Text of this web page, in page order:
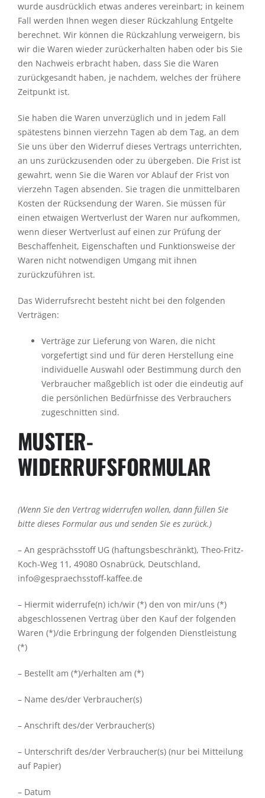
wurde ausdrücklich etwas anderes vereinbart; in keinem
Fall werden Ihnen wegen dieser Rückzahlung Entgelte
berechnet. Wir können die Rückzahlung verweigern, bis
wir die Waren wieder zurückerhalten haben oder bis Sie
den Nachweis erbracht haben, dass Sie die Waren
zurückgesandt haben, je nachdem, welches der frühere
Zeitpunkt ist.
Sie haben die Waren unverzüglich und in jedem Fall
spätestens binnen vierzehn Tagen ab dem Tag, an dem
Sie uns über den Widerruf dieses Vertrags unterrichten,
an uns zurückzusenden oder zu übergeben. Die Frist ist
gewahrt, wenn Sie die Waren vor Ablauf der Frist von
vierzehn Tagen absenden. Sie tragen die unmittelbaren
Kosten der Rücksendung der Waren. Sie müssen für
einen etwaigen Wertverlust der Waren nur aufkommen,
wenn dieser Wertverlust auf einen zur Prüfung der
Beschaffenheit, Eigenschaften und Funktionsweise der
Waren nicht notwendigen Umgang mit ihnen
zurückzuführen ist.
Das Widerrufsrecht besteht nicht bei den folgenden
Verträgen:
Verträge zur Lieferung von Waren, die nicht
vorgefertigt sind und für deren Herstellung eine
individuelle Auswahl oder Bestimmung durch den
Verbraucher maßgeblich ist oder die eindeutig auf
die persönlichen Bedürfnisse des Verbrauchers
zugeschnitten sind.
MUSTER-
WIDERRUFSFORMULAR
(Wenn Sie den Vertrag widerrufen wollen, dann füllen Sie
bitte dieses Formular aus und senden Sie es zurück.)
– An gesprächsstoff UG (haftungsbeschränkt), Theo-Fritz-
Koch-Weg 11, 49080 Osnabrück, Deutschland,
info@gespraechsstoff-kaffee.de
– Hiermit widerrufe(n) ich/wir (*) den von mir/uns (*)
abgeschlossenen Vertrag über den Kauf der folgenden
Waren (*)/die Erbringung der folgenden Dienstleistung
(*)
– Bestellt am (*)/erhalten am (*)
– Name des/der Verbraucher(s)
– Anschrift des/der Verbraucher(s)
– Unterschrift des/der Verbraucher(s) (nur bei Mitteilung
auf Papier)
– Datum